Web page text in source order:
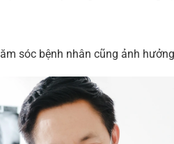
sóc bệnh nhân cũng ảnh